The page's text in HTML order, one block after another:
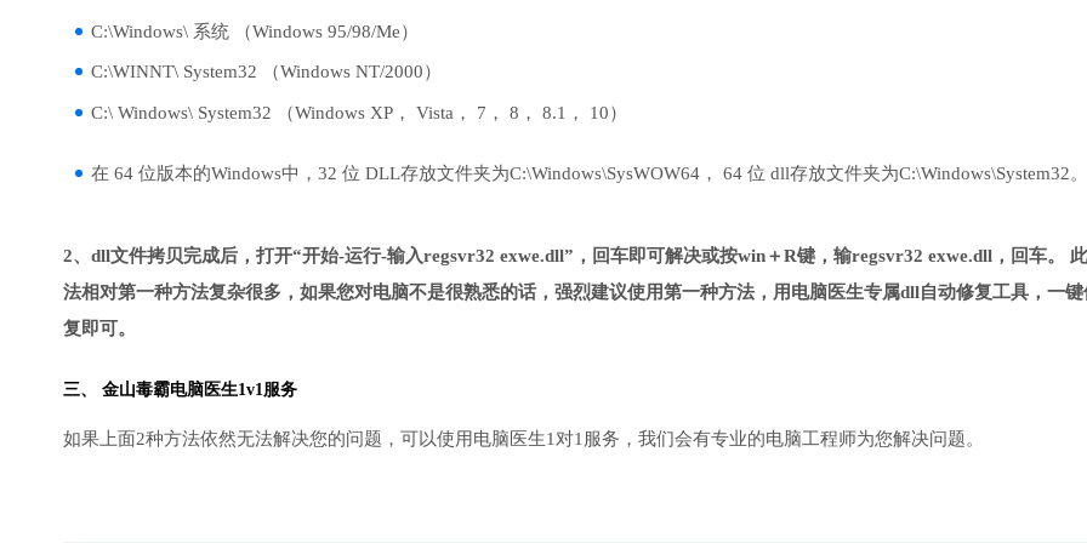
C:\Windows\ 系统 （Windows 95/98/Me）
C:\WINNT\ System32 （Windows NT/2000）
C:\ Windows\ System32 （Windows XP， Vista， 7， 8， 8.1， 10）
在 64 位版本的Windows中，32 位 DLL存放文件夹为C:\Windows\SysWOW64， 64 位 dll存放文件夹为C:\Windows\System32。
2、dll文件拷贝完成后，打开“开始-运行-输入regsvr32 exwe.dll”，回车即可解决或按win＋R键，输regsvr32 exwe.dll，回车。
法相对第一种方法复杂很多，如果您对电脑不是很熟悉的话，强烈建议使用第一种方法，用电脑医生专属dll自动修复工具，一键
复即可。
三、 金山毒霸电脑医生1v1服务
如果上面2种方法依然无法解决您的问题，可以使用电脑医生1对1服务，我们会有专业的电脑工程师为您解决问题。